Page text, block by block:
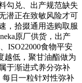
勾兑、出产规范缺失
潜正在致敏风险才可
，拾掇通用选购取服
原厂供货，出产
ISO22000食物平安
越低，聚甘油酯做为
于渐进式养分弥补
每日一粒针对性弥补